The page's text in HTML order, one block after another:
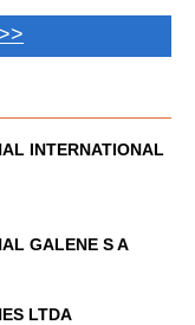
INTERNATIONAL
GALENE S A
LTDA